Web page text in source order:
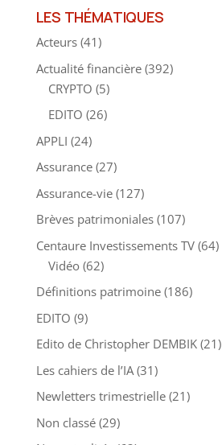
LES THÉMATIQUES
Acteurs(41)
Actualité financière (392)
CRYPTO (5)
EDITO (26)
APPLI (24)
Assurance (27)
Assurance-vie (127)
Brèves patrimoniales(107)
Centaure Investissements TV (64)
Vidéo(62)
Définitions patrimoine (186)
EDITO (9)
Edito de Christopher DEMBIK(21)
Les cahiers de l’IA(31)
Newletters trimestrielle (21)
Non classé (29)